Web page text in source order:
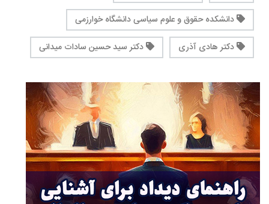
دانشکده حقوق و علوم سیاسی دانشگاه خوارزمی
دکتر هادی آذری
دکتر سید حسین سادات میدانی